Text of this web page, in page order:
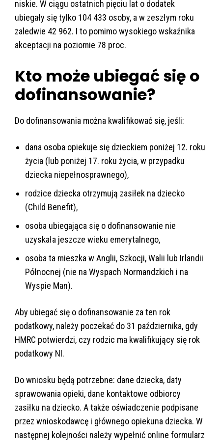
niskie. W ciągu ostatnich pięciu lat o dodatek
ubiegały się tylko 104 433 osoby, a w zeszłym roku
zaledwie 42 962. I to pomimo wysokiego wskaźnika
akceptacji na poziomie 78 proc.
Kto może ubiegać się o
dofinansowanie?
Do dofinansowania można kwalifikować się, jeśli:
dana osoba opiekuje się dzieckiem poniżej 12. roku
życia (lub poniżej 17. roku życia, w przypadku
dziecka niepełnosprawnego),
rodzice dziecka otrzymują zasiłek na dziecko
(Child Benefit),
osoba ubiegająca się o dofinansowanie nie
uzyskała jeszcze wieku emerytalnego,
osoba ta mieszka w Anglii, Szkocji, Walii lub Irlandii
Północnej (nie na Wyspach Normandzkich i na
Wyspie Man).
Aby ubiegać się o dofinansowanie za ten rok
podatkowy, należy poczekać do 31 października, gdy
HMRC potwierdzi, czy rodzic ma kwalifikujący się rok
podatkowy NI.
Do wniosku będą potrzebne: dane dziecka, daty
sprawowania opieki, dane kontaktowe odbiorcy
zasiłku na dziecko. A także oświadczenie podpisane
przez wnioskodawcę i głównego opiekuna dziecka. W
następnej kolejności należy wypełnić online formularz